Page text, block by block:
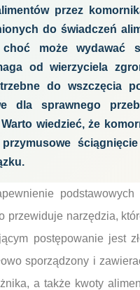
przez
do świadczeń
może wydawać
od wierzyciela
do wszczęcia
dla sprawnego
wiedzieć, że
przewiduje narzędzia,
postępowanie jest
sporządzony i
a także kwoty